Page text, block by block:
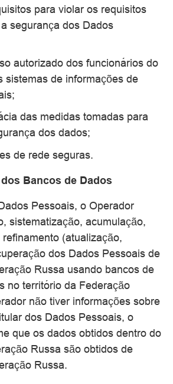
para violar os requisitos
segurança dos Dados
autorizado dos funcionários do
sistemas de informações de
das medidas tomadas para
dos dados;
de rede seguras.
Bancos de Dados
Pessoais, o Operador
sistematização, acumulação,
(atualização,
dos Dados Pessoais de
Russa usando bancos de
no território da Federação
não tiver informações sobre
dos Dados Pessoais, o
que os dados obtidos dentro do
Russa são obtidos de
Russa.